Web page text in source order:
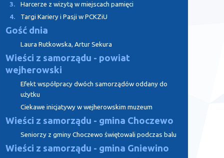
3.
Harcerze z wizytą w miejscach pamięci
4.
Targi Kariery i Pasji w PCKZiU
Gość dnia
Laura Rutkowska, Artur Sekura
Wieści z samorządu - powiat
wejherowski
Efekt współpracy dwóch samorządów oddany do
użytku
Ciekawe inicjatywy w wejherowskim muzeum
Wieści z samorządu - gmina Choczewo
Seniorzy z gminy Choczewo świętowali podczas balu
Wieści z samorządu - gmina Gniewino